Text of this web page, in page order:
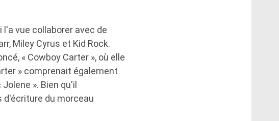
l'a vue collaborer avec de
Miley Cyrus et Kid Rock.
« Cowboy Carter », où elle
» comprenait également
». Bien qu'il
d'écriture du morceau